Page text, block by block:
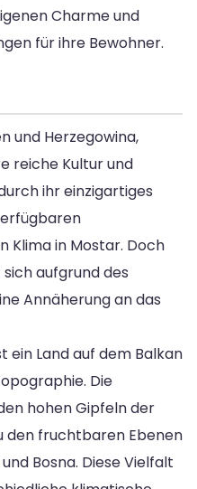
Charme und
für ihre Bewohner.
und Herzegowina,
reiche Kultur und
ihr einzigartiges
Klima in Mostar. Doch
aufgrund des
Annäherung an das
ein Land auf dem Balkan
Die
hohen Gipfeln der
den fruchtbaren Ebenen
Bosna. Diese Vielfalt